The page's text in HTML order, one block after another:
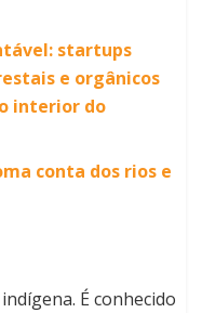
startups
e orgânicos
interior do
conta dos rios e
É conhecido